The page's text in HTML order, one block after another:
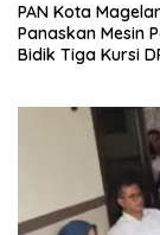
PAN Kota
Panaskan Mesin
Bidik Tiga Kursi